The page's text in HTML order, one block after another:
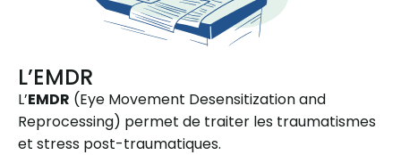
L’EMDR
L’EMDR (Eye Movement Desensitization and
Reprocessing) permet de traiter les traumatismes
et stress post-traumatiques.